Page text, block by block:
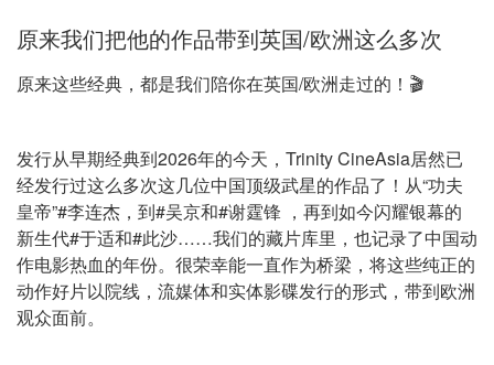
原来我们把他的作品带到英国/欧洲这么多次
原来这些经典，都是我们陪你在英国/欧洲走过的！🎬
发行从早期经典到2026年的今天，Trinity CineAsia居然已
经发行过这么多次这几位中国顶级武星的作品了！从“功夫
皇帝”#李连杰，到#吴京和#谢霆锋 ，再到如今闪耀银幕的
新生代#于适和#此沙……我们的藏片库里，也记录了中国动
作电影热血的年份。很荣幸能一直作为桥梁，将这些纯正的
动作好片以院线，流媒体和实体影碟发行的形式，带到欧洲
观众面前。